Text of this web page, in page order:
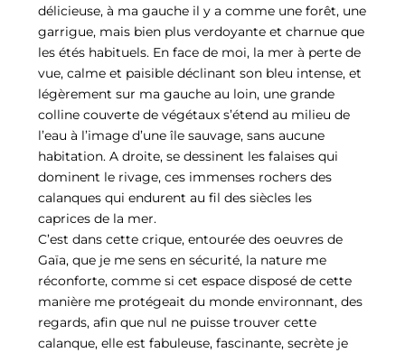
délicieuse, à ma gauche il y a comme une forêt, une
garrigue, mais bien plus verdoyante et charnue que
les étés habituels. En face de moi, la mer à perte de
vue, calme et paisible déclinant son bleu intense, et
légèrement sur ma gauche au loin, une grande
colline couverte de végétaux s’étend au milieu de
l’eau à l’image d’une île sauvage, sans aucune
habitation. A droite, se dessinent les falaises qui
dominent le rivage, ces immenses rochers des
calanques qui endurent au fil des siècles les
caprices de la mer.
C’est dans cette crique, entourée des oeuvres de
Gaïa, que je me sens en sécurité, la nature me
réconforte, comme si cet espace disposé de cette
manière me protégeait du monde environnant, des
regards, afin que nul ne puisse trouver cette
calanque, elle est fabuleuse, fascinante, secrète je